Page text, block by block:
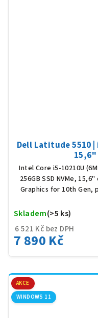
Dell Latitude 5510 |
15,6"
Intel Core i5-10210U
256GB SSD NVMe,
Graphics for 10th Gen,
6 521 Kč bez DPH
7 890 Kč
Skladem(>5 ks)
AKCE
WINDOWS 11